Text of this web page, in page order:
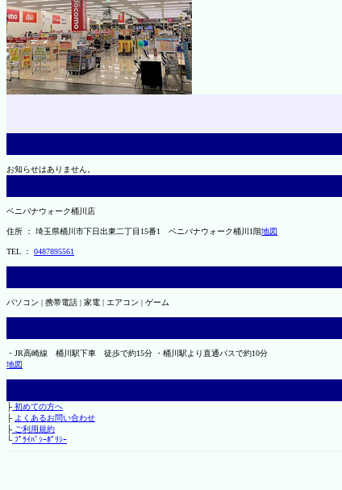
お知らせはありません。
ベニバナウォーク桶川店
住所 ： 埼玉県桶川市下日出東二丁目15番1 ベニバナウォーク桶川1階地図
TEL ： 0487895561
パソコン | 携帯電話 | 家電 | エアコン | ゲーム
・JR高崎線 桶川駅下車 徒歩で約15分 ・桶川駅より直通バスで約10分
地図
├初めての方へ
├ よくあるお問い合わせ
├ご利用規約
└ﾌﾟﾗｲﾊﾞｼｰﾎﾟﾘｼｰ